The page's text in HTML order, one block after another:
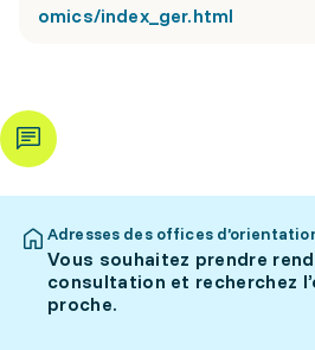
omics/index_ger.html
Adresses des offices
Vous souhaitez prendre
consultation et recherchez
proche.